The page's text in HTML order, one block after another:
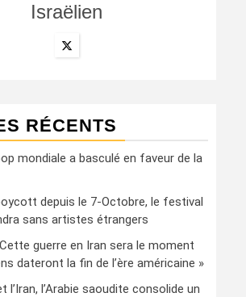
Israëlien
RÉCENTS
mondiale a basculé en faveur de la
depuis le 7-Octobre, le festival
sans artistes étrangers
guerre en Iran sera le moment
dateront la fin de l’ère américaine »
l’Iran, l’Arabie saoudite consolide un